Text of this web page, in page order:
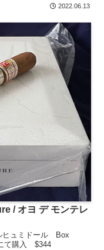
2022.06.13
/ オヨ デ モンテレ
ヒュミドール Box
て購入 $344